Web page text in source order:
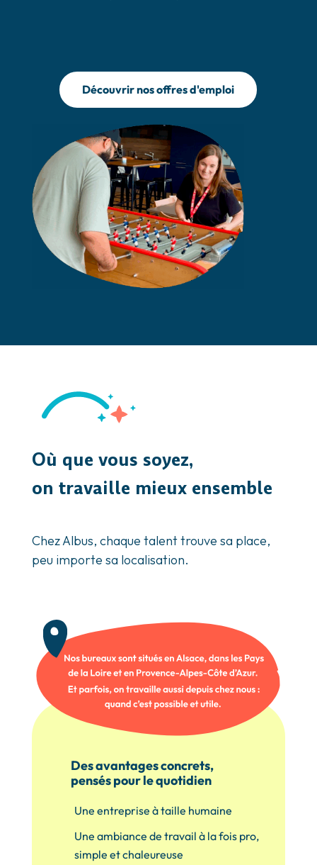
Découvrir nos offres d'emploi
Où que vous soyez,
on travaille mieux ensemble
Chez Albus, chaque talent trouve sa place,
peu importe sa localisation.
Des avantages concrets,
pensés pour le quotidien
Une entreprise à taille humaine
Une ambiance de travail à la fois pro,
simple et chaleureuse